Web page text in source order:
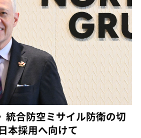
統合防空ミサイル防衛の切
本採用へ向けて